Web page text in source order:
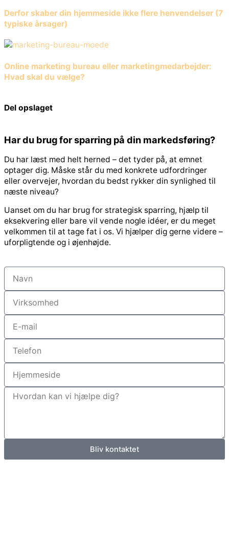
Derfor skaber din hjemmeside ikke flere henvendelser (7
typiske årsager)
Online marketing bureau eller marketingmedarbejder:
Hvad skal du vælge?
Del opslaget
Har du brug for sparring på din markedsføring?
Du har læst med helt herned – det tyder på, at emnet
optager dig. Måske står du med konkrete udfordringer
eller overvejer, hvordan du bedst rykker din synlighed til
næste niveau?
Uanset om du har brug for strategisk sparring, hjælp til
eksekvering eller bare vil vende nogle idéer, er du meget
velkommen til at tage fat i os. Vi hjælper dig gerne videre –
uforpligtende og i øjenhøjde.
Navn
Virksomhed
E-
mail
Telefon
Hjemmeside
Hvordan
kan
Bliv kontaktet